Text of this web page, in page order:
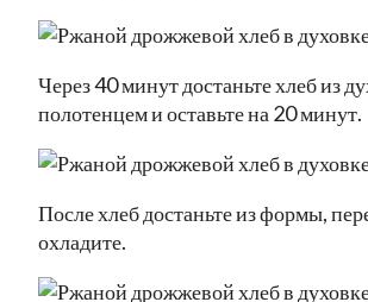
Через 40 минут достаньте хлеб из
полотенцем и оставьте на 20 минут.
После хлеб достаньте из формы,
охладите.